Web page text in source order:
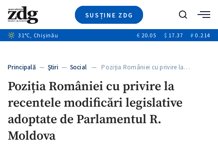
SUSȚINE ZDG
Ştiri
+12
Video
Special
Blog
Caută
31°C, Chișinău € 20.05 $ 17.37 ₽ 0.214
Principală — Ştiri — Social — Poziția României cu privire la…
Poziția României cu privire la
recentele modificări legislative
adoptate de Parlamentul R.
Moldova